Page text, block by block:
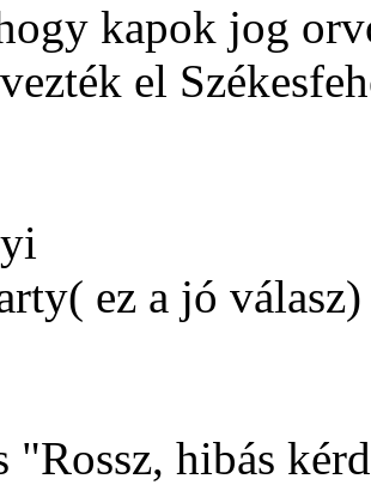
kapok jog
el
ez a jó
"Rossz, hibás